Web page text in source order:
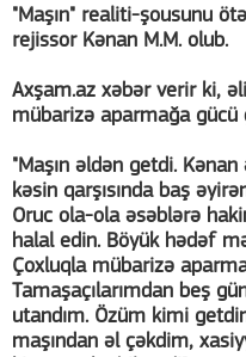
"Maşın" realiti-şousunu
rejissor Kənan M.M. olub.
Axşam.az xəbər verir ki,
mübarizə aparmağa gücü
"Maşın əldən getdi.
kəsin qarşısında baş
Oruc ola-ola əsəblərə
halal edin. Böyük hədəf
Çoxluqla mübarizə
Tamaşaçılarımdan beş
utandım. Özüm kimi
maşından əl çəkdim,